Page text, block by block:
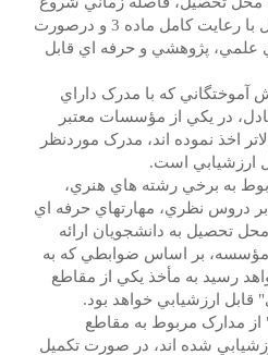
به تحصيل تا فراغت از تحصيل با رعايت كامل ماده 3 و درصورت
علمي، پژوهشي و حرفه اي قابل
آموختگاني که با مدرک داراي
در يكي از مؤسسات معتبر
اخذ نموده اند، مدرک موردنظر
ارزشيابي است.
به برخي رشته هاي هنري،
بر دروس نظري، مهارتهاي حرفه اي
تحصيل به دانشجويان ارائه
بر اساس ضوابطي که به
رسيد به مأخذ يکي از مقاطع
قابل ارزشيابي خواهد بود.
مدارک مربوط به مقاطع
شده اند، در صورت تکميل